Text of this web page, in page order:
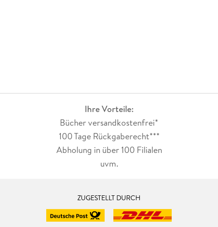
Ihre Vorteile:
Bücher versandkostenfrei*
100 Tage Rückgaberecht***
Abholung in über 100 Filialen
uvm.
ZUGESTELLT DURCH